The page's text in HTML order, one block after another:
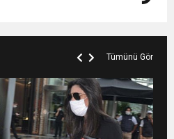
Tümünü Gör